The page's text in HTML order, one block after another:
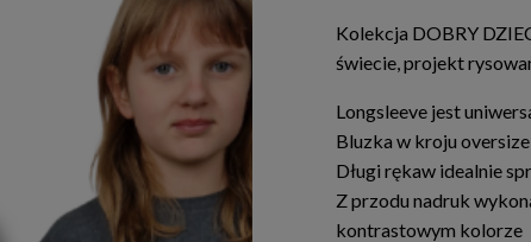
Kolekcja DOBRY
świecie, projekt
Longsleeve jest
Bluzka w kroju oversize
Długi rękaw idealnie
Z przodu nadruk
kontrastowym kolorze